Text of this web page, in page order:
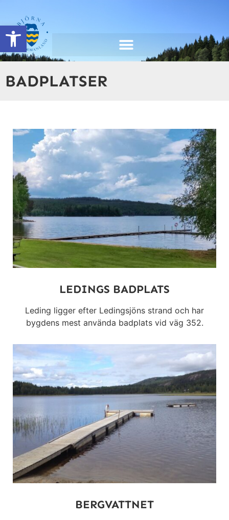
BADPLATSER
LEDINGS BADPLATS
Leding ligger efter Ledingsjöns strand och har
bygdens mest använda badplats vid väg 352.
BERGVATTNET
Open toolbar